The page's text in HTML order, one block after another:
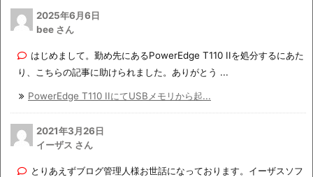
2025年6月6日
bee さん
はじめまして。勤め先にあるPowerEdge T110 IIを処分するにあた
り、こちらの記事に助けられました。ありがとう ...
PowerEdge T110 IIにてUSBメモリから起...
2021年3月26日
イーザス さん
とりあえずブログ管理人様お世話になっております。イーザスソフ